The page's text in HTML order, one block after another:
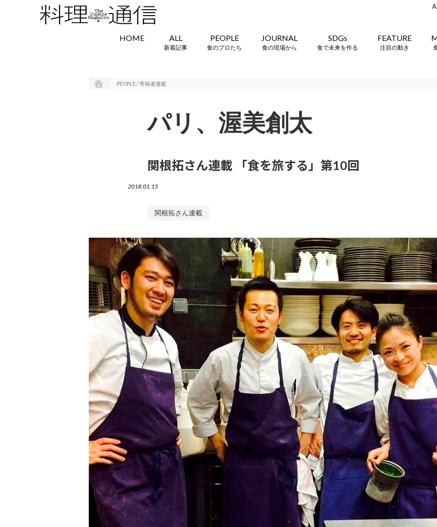
HOME ALL
新着記事
PEOPLE
食のプロたち
JOURNAL
食の現場から
SDGs
食で未来を作る
FEATURE
注目の動き
PEOPLE / 寄稿者連載
パリ、渥美創太
関根拓さん連載 「食を旅する」第10回
2018.01.15
関根拓さん連載